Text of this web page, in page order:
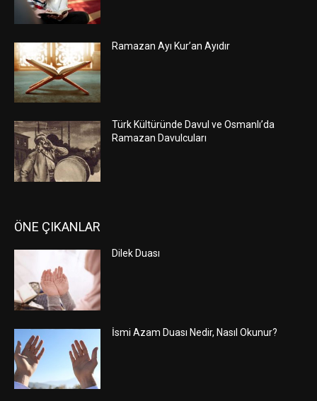
Ramazan Ayı Kur’an Ayıdır
Türk Kültüründe Davul ve Osmanlı’da
Ramazan Davulcuları
ÖNE ÇIKANLAR
Dilek Duası
İsmi Azam Duası Nedir, Nasıl Okunur?